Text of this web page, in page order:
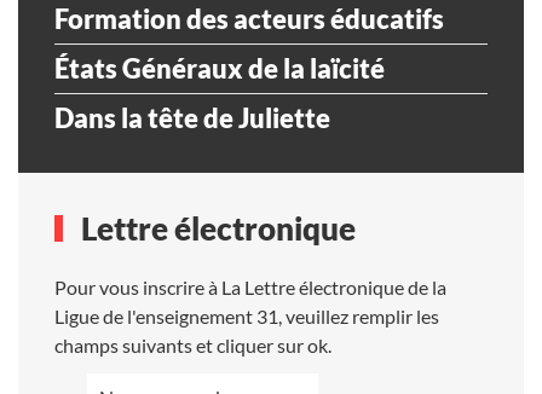
Formation des acteurs éducatifs
États Généraux de la laïcité
Dans la tête de Juliette
Lettre électronique
Pour vous inscrire à La Lettre électronique de la
Ligue de l'enseignement 31, veuillez remplir les
champs suivants et cliquer sur ok.